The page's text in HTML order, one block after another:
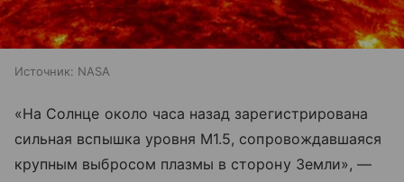
Источник: NASA
«На Солнце около часа назад зарегистрирована
сильная вспышка уровня M1.5, сопровождавшаяся
крупным выбросом плазмы в сторону Земли», —